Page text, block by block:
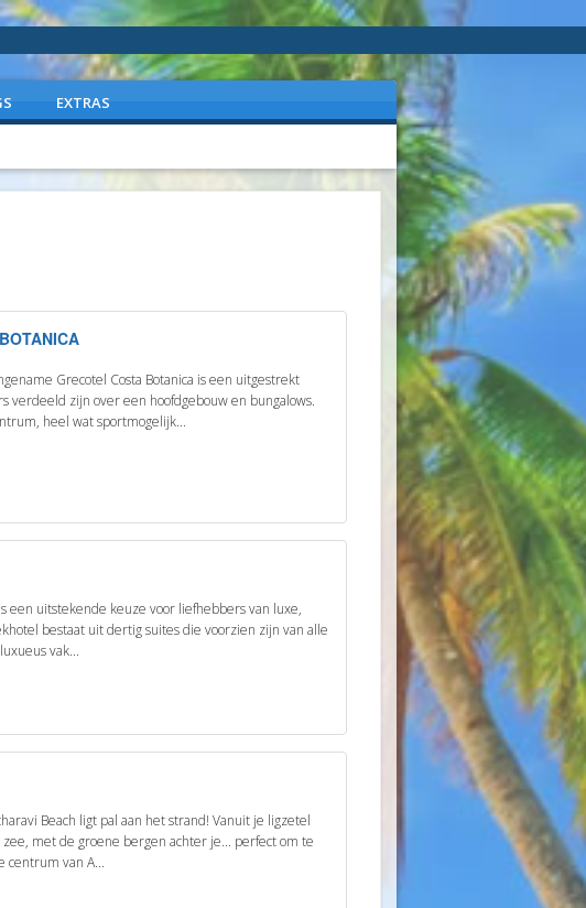
EXTRAS
Grecotel Costa Botanica is een uitgestrekt
verdeeld zijn over een hoofdgebouw en bungalows.
heel wat sportmogelijk...
een uitstekende keuze voor liefhebbers van luxe,
bestaat uit dertig suites die voorzien zijn van alle
vak...
Beach ligt pal aan het strand! Vanuit je ligzetel
met de groene bergen achter je... perfect om te
centrum van A...